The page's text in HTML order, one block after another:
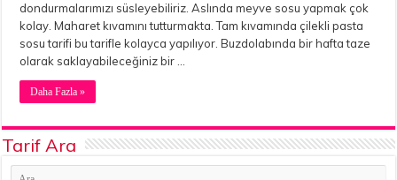
dondurmalarımızı süsleyebiliriz. Aslında meyve sosu yapmak çok
kolay. Maharet kıvamını tutturmakta. Tam kıvamında çilekli pasta
sosu tarifi bu tarifle kolayca yapılıyor. Buzdolabında bir hafta taze
olarak saklayabileceğiniz bir …
Daha Fazla »
Tarif Ara